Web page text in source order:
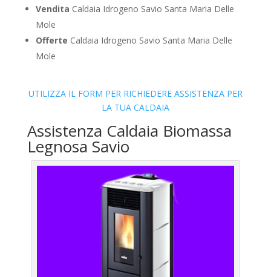
Vendita Caldaia Idrogeno Savio Santa Maria Delle
Mole
Offerte Caldaia Idrogeno Savio Santa Maria Delle
Mole
UTILIZZA IL FORM PER RICHIEDERE ASSISTENZA PER
LA TUA CALDAIA
Assistenza Caldaia Biomassa
Legnosa Savio